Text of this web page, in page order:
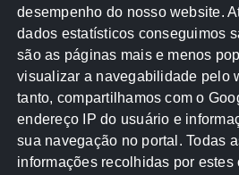
CREA-MT Eventos MPC-
MPF Notícias PF
Receita Federal Sem
TCE-MT TCU TRE
desempenho do nosso website.
dados estatísticos conseguimos
são as páginas mais e menos
visualizar a navegabilidade pelo
tanto, compartilhamos com o
endereço IP do usuário e
sua navegação no portal. Todas
informações recolhidas por estes